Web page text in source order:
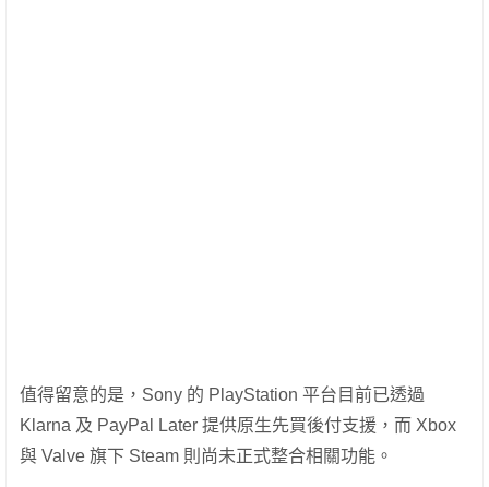
值得留意的是，Sony 的 PlayStation 平台目前已透過
Klarna 及 PayPal Later 提供原生先買後付支援，而 Xbox
與 Valve 旗下 Steam 則尚未正式整合相關功能。